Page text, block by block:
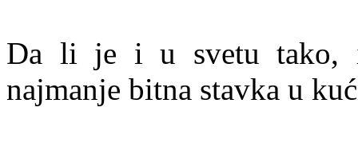
Da li je i u svetu tako,
najmanje bitna stavka u